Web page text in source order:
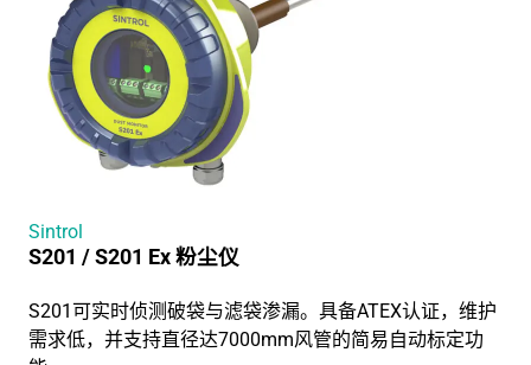
Sintrol
S201 / S201 Ex 粉尘仪
S201可实时侦测破袋与滤袋渗漏。具备ATEX认证，维护
需求低，并支持直径达7000mm风管的简易自动标定功